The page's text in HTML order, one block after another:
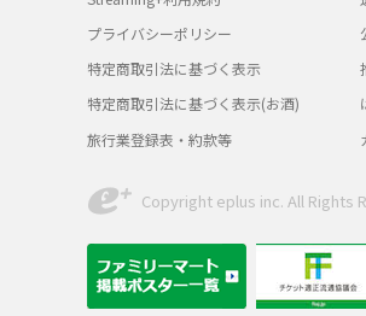
プライバシーポリシー
特定商取引法に基づく表示
特定商取引法に基づく表示(お酒)
旅行業登録表・約款等
Copyright eplus inc. All Rights